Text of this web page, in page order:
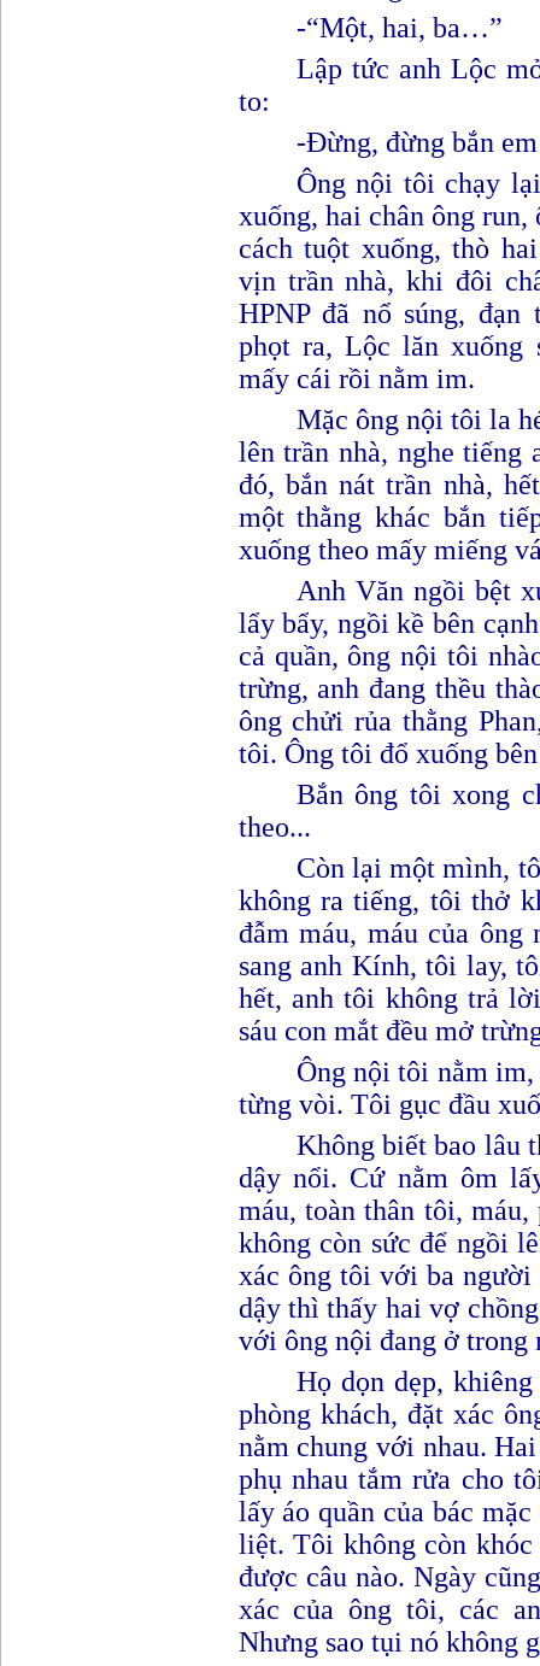
-“Một, hai, ba…”
Lập tức anh Lộc
to:
-Đừng, đừng bắn
Ông nội tôi chạy
xuống, hai chân ông
cách tuột xuống, thò
vịn trần nhà, khi đôi
HPNP đã nổ súng,
phọt ra, Lộc lăn xuống
mấy cái rồi nằm im.
Mặc ông nội tôi la
lên trần nhà, nghe
đó, bắn nát trần nhà,
một thằng khác bắn
xuống theo mấy miếng
Anh Văn ngồi bệt
lẩy bẩy, ngồi kề bên
cả quần, ông nội tôi
trừng, anh đang thều
ông chửi rủa thằng
tôi. Ông tôi đổ xuống
Bắn ông tôi xong
theo...
Còn lại một mình,
không ra tiếng, tôi thở
đẫm máu, máu của
sang anh Kính, tôi lay,
hết, anh tôi không trả
sáu con mắt đều mở
Ông nội tôi nằm im,
từng vòi. Tôi gục đầu
Không biết bao lâu
dậy nổi. Cứ nằm ôm
máu, toàn thân tôi,
không còn sức để ngồi
xác ông tôi với ba
dậy thì thấy hai vợ
với ông nội đang ở trong
Họ dọn dẹp,
phòng khách, đặt xác
nằm chung với nhau.
phụ nhau tắm rửa cho
lấy áo quần của bác
liệt. Tôi không còn
được câu nào. Ngày
xác của ông tôi, các
Nhưng sao tụi nó